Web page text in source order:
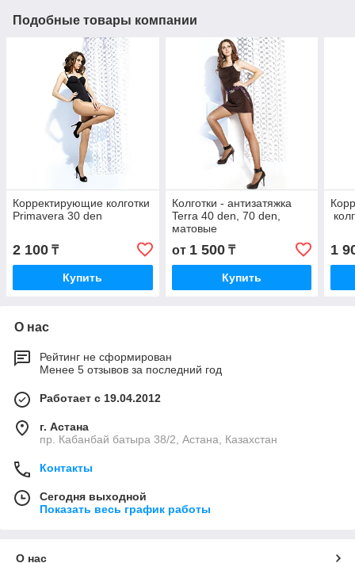
Подобные товары компании
Корректирующие колготки
Primavera 30 den
2 100 ₸
Купить
Колготки - антизатяжка
Terra 40 den, 70 den,
матовые
от 1 500₸
Купить
1
О нас
Рейтинг не сформирован
Менее 5 отзывов за последний год
Работает с 19.04.2012
г. Астана
пр. Кабанбай батыра 38/2, Астана, Казахстан
Контакты
Сегодня выходной
Показать весь график работы
О нас